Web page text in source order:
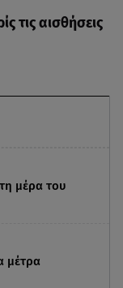
μέρα του
μέτρα
τις αισθήσεις